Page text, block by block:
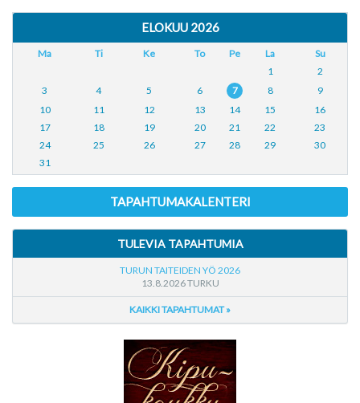
ELOKUU 2026
Ma Ti Ke To Pe La
Su
1
2
3
4 5 6 7 8
9
10
11 12 13 14 15
16
17
18 19 20 21 22
23
24
25 26 27 28 29
30
31
TAPAHTUMAKALENTERI
TULEVIA TAPAHTUMIA
TURUN TAITEIDEN YÖ 2026
13.8.2026 TURKU
KAIKKI TAPAHTUMAT »